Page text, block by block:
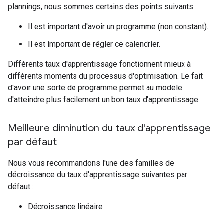
plannings, nous sommes certains des points suivants :
Il est important d'avoir un programme (non constant).
Il est important de régler ce calendrier.
Différents taux d'apprentissage fonctionnent mieux à
différents moments du processus d'optimisation. Le fait
d'avoir une sorte de programme permet au modèle
d'atteindre plus facilement un bon taux d'apprentissage.
Meilleure diminution du taux d'apprentissage
par défaut
Nous vous recommandons l'une des familles de
décroissance du taux d'apprentissage suivantes par
défaut :
Décroissance linéaire